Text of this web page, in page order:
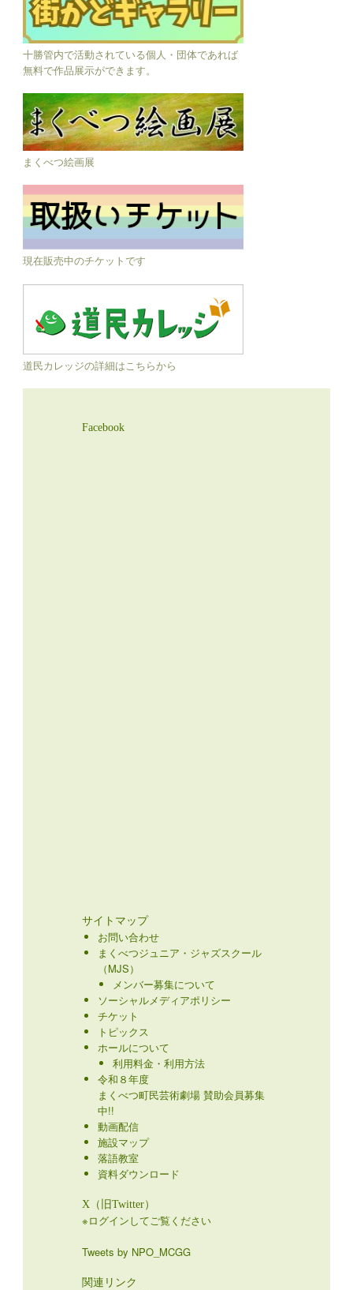
十勝管内で活動されている個人・団体であれば
無料で作品展示ができます。
まくべつ絵画展
現在販売中のチケットです
道民カレッジの詳細はこちらから
Facebook
サイトマップ
お問い合わせ
まくべつジュニア・ジャズスクール
（MJS）
メンバー募集について
ソーシャルメディアポリシー
チケット
トピックス
ホールについて
利用料金・利用方法
令和８年度
まくべつ町民芸術劇場 賛助会員募集
中!!
動画配信
施設マップ
落語教室
資料ダウンロード
X（旧Twitter）
※ログインしてご覧ください
Tweets by NPO_MCGG
関連リンク